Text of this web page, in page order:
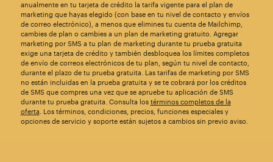
anualmente en tu tarjeta de crédito la tarifa vigente para el plan de
marketing que hayas elegido (con base en tu nivel de contacto y envíos
de correo electrónico), a menos que elimines tu cuenta de Mailchimp,
cambies de plan o cambies a un plan de marketing gratuito. Agregar
marketing por SMS a tu plan de marketing durante tu prueba gratuita
exige una tarjeta de crédito y también desbloquea los límites completos
de envío de correos electrónicos de tu plan, según tu nivel de contacto,
durante el plazo de tu prueba gratuita. Las tarifas de marketing por SMS
no están incluidas en la prueba gratuita y se te cobrará por los créditos
de SMS que compres una vez que se apruebe tu aplicación de SMS
durante tu prueba gratuita. Consulta los términos completos de la
oferta . Los términos, condiciones, precios, funciones especiales y
opciones de servicio y soporte están sujetos a cambios sin previo aviso.